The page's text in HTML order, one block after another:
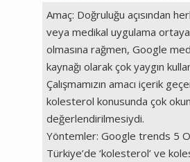
Amaç: Doğruluğu açısından
veya medikal uygulama
olmasına rağmen, Google
kaynağı olarak çok yaygın
Çalışmamızın amacı içerik
kolesterol konusunda çok
değerlendirilmesiydi.
Yöntemler: Google trends 5
Türkiye’de ‘kolesterol’ ve